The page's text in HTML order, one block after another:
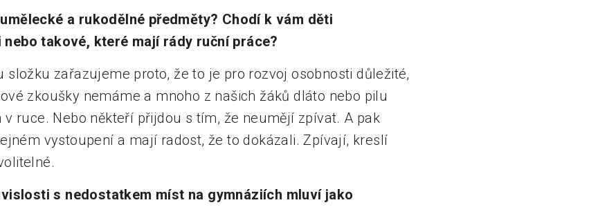
a rukodělné předměty? Chodí k vám děti
takové, které mají rády ruční práce?
složku zařazujeme proto, že to je pro rozvoj osobnosti důležité,
zkoušky nemáme a mnoho z našich žáků dláto nebo pilu
ruce. Nebo někteří přijdou s tím, že neumějí zpívat. A pak
vystoupení a mají radost, že to dokázali. Zpívají, kreslí
s nedostatkem míst na gymnáziích mluví jako